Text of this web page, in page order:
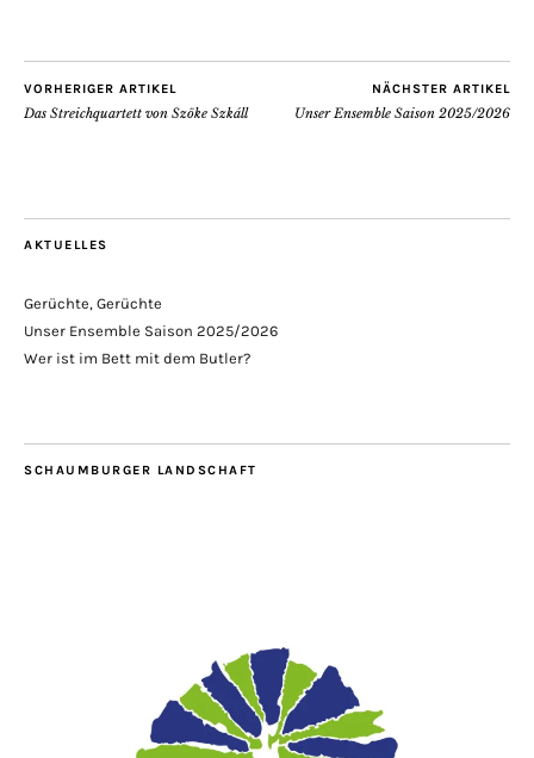
VORHERIGER ARTIKEL
Das Streichquartett von Szöke Szkáll
NÄCHSTER ARTIKEL
Unser Ensemble Saison 2025/2026
AKTUELLES
Gerüchte, Gerüchte
Unser Ensemble Saison 2025/2026
Wer ist im Bett mit dem Butler?
SCHAUMBURGER LANDSCHAFT